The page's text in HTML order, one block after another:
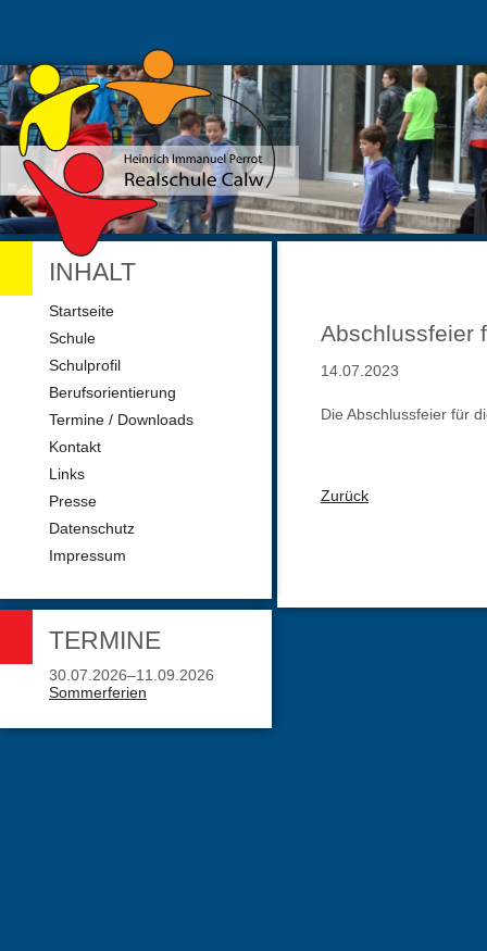
Abschlussfeier
14.07.2023
Die Abschlussfeier für
Zurück
INHALT
Navigation
Startseite
Schule
Schulprofil
Berufsorientierung
Termine / Downloads
Kontakt
Links
Presse
Datenschutz
Impressum
TERMINE
30.07.2026–11.09.2026
Sommerferien